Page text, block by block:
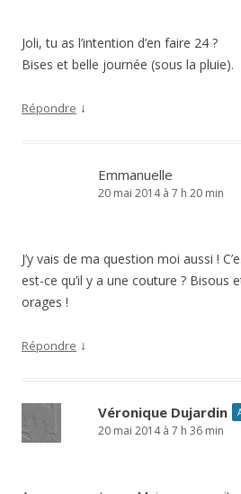
Joli, tu as l’intention d’en faire 24 ?
Bises et belle journée (sous la pluie).
Répondre ↓
Emmanuelle
20 mai 2014 à 7 h 20 min
J’y vais de ma question moi aussi !
est-ce qu’il y a une couture ? Bisous
orages !
Répondre ↓
Véronique Dujardin
20 mai 2014 à 7 h 36 min